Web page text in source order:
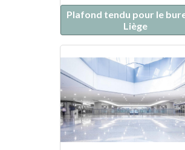
Plafond tendu pour le
Liège